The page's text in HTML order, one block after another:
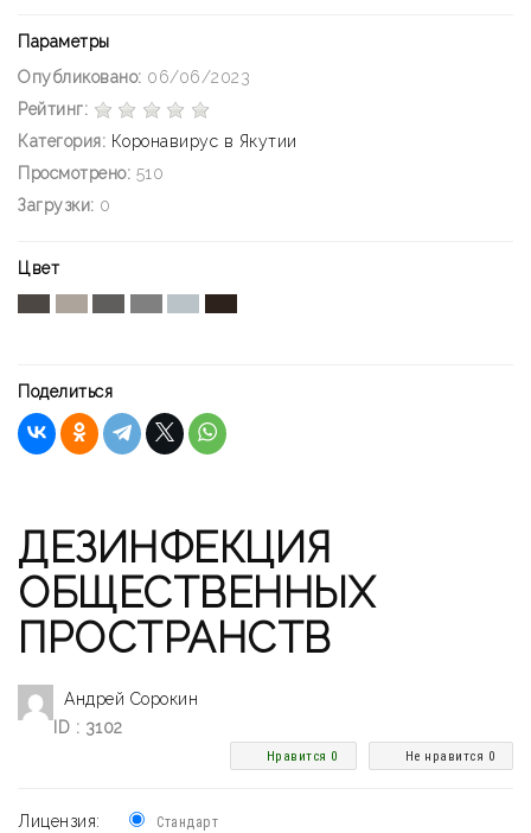
Параметры
Опубликовано: 06/06/2023
Рейтинг:
Категория: Коронавирус в Якутии
Просмотрено: 510
Загрузки: 0
Цвет
Поделиться
ДЕЗИНФЕКЦИЯ
ОБЩЕСТВЕННЫХ
ПРОСТРАНСТВ
Андрей Сорокин
ID : 3102
Не нравится 0
Нравится 0
Лицензия: Стандарт